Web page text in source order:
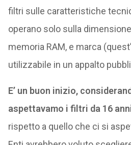
filtri sulle caratteristiche
operano solo sulla
memoria RAM, e marca
utilizzabile in un appalto
E’ un buon inizio,
aspettavamo i filtri da 16
rispetto a quello che ci si